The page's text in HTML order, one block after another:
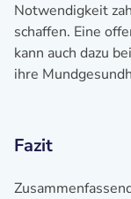
Notwendigkeit
schaffen. Eine
kann auch dazu
ihre
Fazit